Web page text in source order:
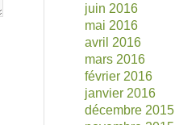
juin 2016
mai 2016
avril 2016
mars 2016
février 2016
janvier 2016
décembre 2015